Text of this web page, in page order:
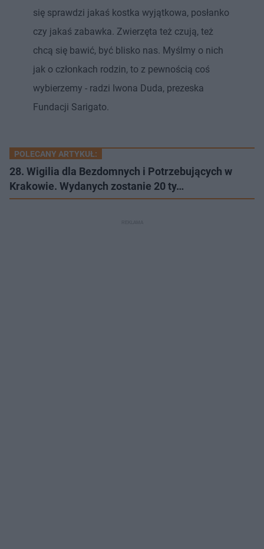
się sprawdzi jakaś kostka wyjątkowa, posłanko
czy jakaś zabawka. Zwierzęta też czują, też
chcą się bawić, być blisko nas. Myślmy o nich
jak o członkach rodzin, to z pewnością coś
wybierzemy - radzi Iwona Duda, prezeska
Fundacji Sarigato.
POLECANY ARTYKUŁ:
28. Wigilia dla Bezdomnych i Potrzebujących w
Krakowie. Wydanych zostanie 20 ty…